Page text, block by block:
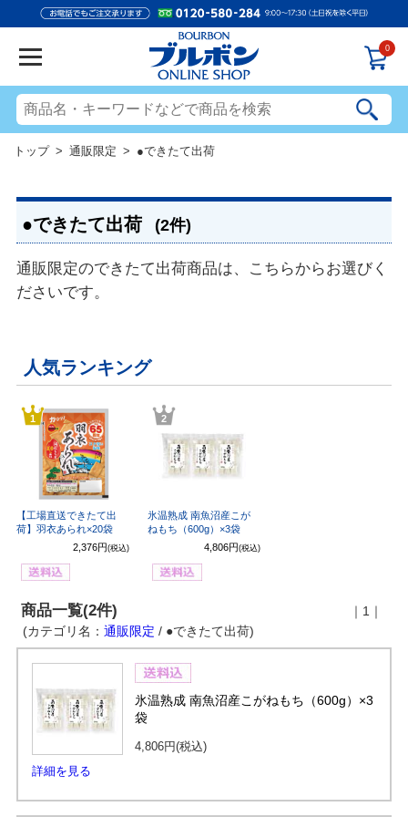
0
トップ> 通販限定 > ●できたて出荷
●できたて出荷 (2件)
通販限定のできたて出荷商品は、こちらからお選びく
ださいです。
人気ランキング
1
【工場直送できたて出
荷】羽衣あられ×20袋
2,376円 (税込)
2
氷温熟成 南魚沼産こが
ねもち（600g）×3袋
4,806円 (税込)
商品一覧(2件)
｜1｜
(カテゴリ名： 通販限定 / ●できたて出荷)
詳細を見る
氷温熟成 南魚沼産こがねもち（600g）×3
袋
4,806円(税込)